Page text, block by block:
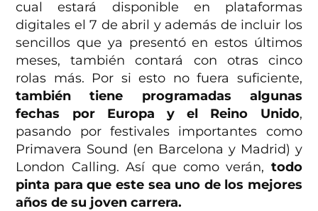
cual estará disponible en plataformas
digitales el 7 de abril y además de incluir los
sencillos que ya presentó en estos últimos
meses, también contará con otras cinco
rolas más. Por si esto no fuera suficiente,
también tiene programadas algunas
fechas por Europa y el Reino Unido,
pasando por festivales importantes como
Primavera Sound (en Barcelona y Madrid) y
London Calling. Así que como verán, todo
pinta para que este sea uno de los mejores
años de su joven carrera.